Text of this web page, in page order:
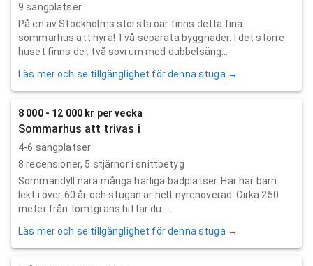
9 sängplatser
På en av Stockholms största öar finns detta fina
sommarhus att hyra! Två separata byggnader. I det större
huset finns det två sovrum med dubbelsäng...
Läs mer och se tillgänglighet för denna stuga →
8 000 - 12 000 kr per vecka
Sommarhus att trivas i
4-6 sängplatser
8 recensioner, 5 stjärnor i snittbetyg
Sommaridyll nära många härliga badplatser. Här har barn
lekt i över 60 år och stugan är helt nyrenoverad. Cirka 250
meter från tomtgräns hittar du ...
Läs mer och se tillgänglighet för denna stuga →